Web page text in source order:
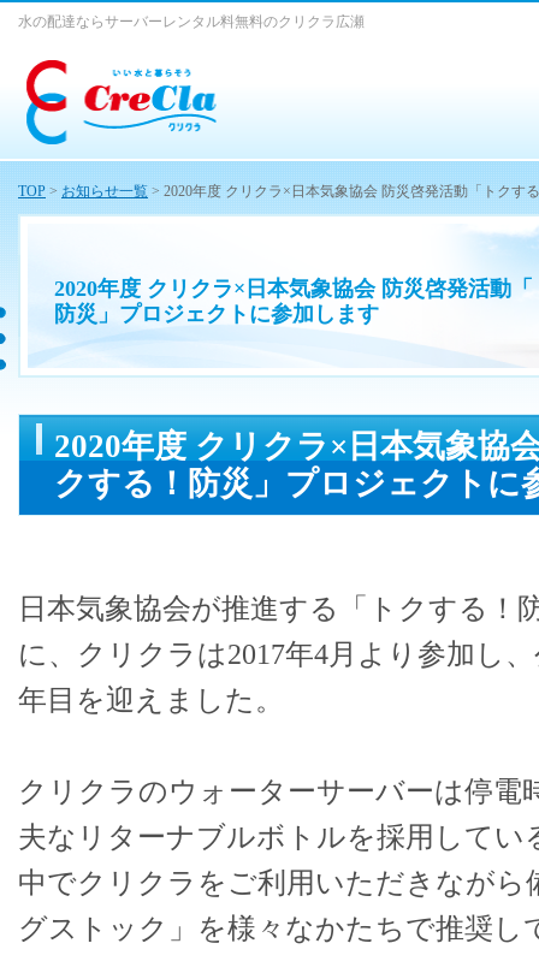
2020年度 クリクラ×日本気象協会 防災啓発活動
防災」プロジェクトに参加します
水の配達ならサーバーレンタル料無料のクリクラ広瀬
2020年度 クリクラ×日本気象協
クする！防災」プロジェクトに
日本気象協会が推進する「トクする！
に、クリクラは2017年4月より参加し
年目を迎えました。
クリクラのウォーターサーバーは停電
夫なリターナブルボトルを採用してい
中でクリクラをご利用いただきながら
グストック」を様々なかたちで推奨し
TOP > お知らせ一覧 > 2020年度 クリクラ×日本気象協会 防災啓発活動「トクす